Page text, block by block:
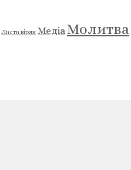
Листи вірян МедіаМолитва